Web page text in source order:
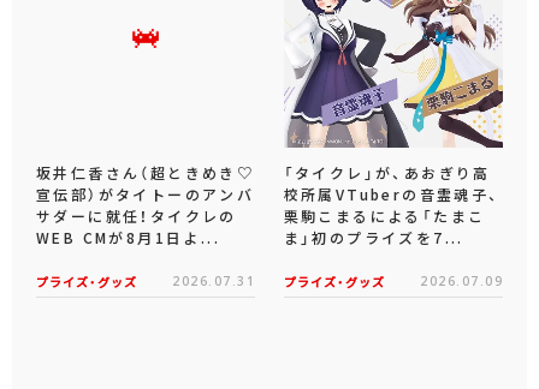
坂井仁香さん（超ときめき♡
宣伝部）がタイトーのアンバ
サダーに就任！タイクレの
WEB CMが8月1日よ...
プライズ・グッズ 2026.07.31
「タイクレ」が、あおぎり高
校所属VTuberの音霊魂子、
栗駒こまるによる「たまこ
ま」初のプライズを7...
プライズ・グッズ 2026.07.09